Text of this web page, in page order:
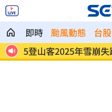
即時 颱風動態 台
足
5登山客2025年雪崩
體